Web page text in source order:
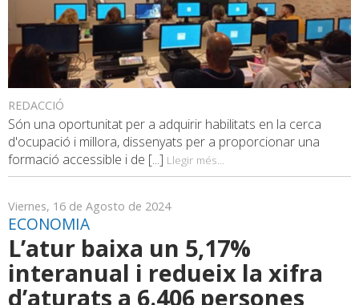
REDACCIÓ
Són una oportunitat per a adquirir habilitats en la cerca
d'ocupació i millora, dissenyats per a proporcionar una
formació accessible i de [...] Llegir més...
Viernes, 16 de Agosto de 2024
ECONOMIA
L’atur baixa un 5,17%
interanual i redueix la xifra
d’aturats a 6.406 persones